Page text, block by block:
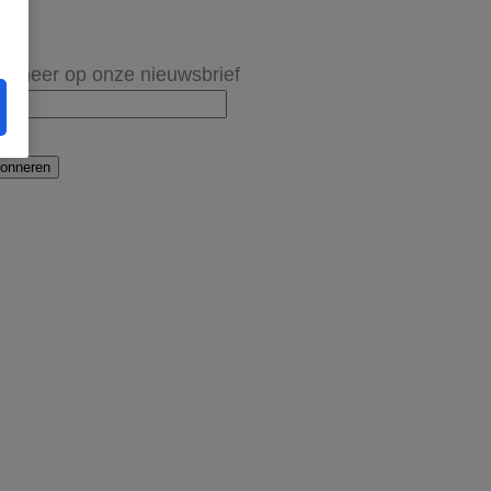
op onze nieuwsbrief